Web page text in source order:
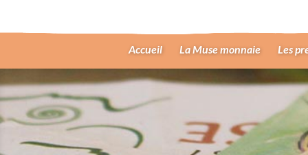
Accueil La Muse monnaie Les